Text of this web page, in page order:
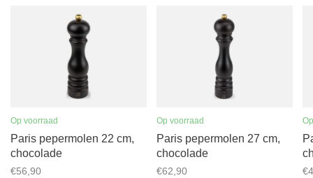
Op voorraad
Paris pepermolen 22 cm,
chocolade
€56,90
Op voorraad
Paris pepermolen 27 cm,
chocolade
€62,90